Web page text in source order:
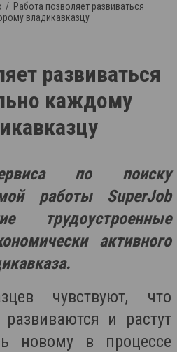
Работа позволяет развиваться
владикавказцу
развиваться
каждому
по поиску
работы SuperJob
трудоустроенные
активного
чувствуют, что
и растут
новому в процессе